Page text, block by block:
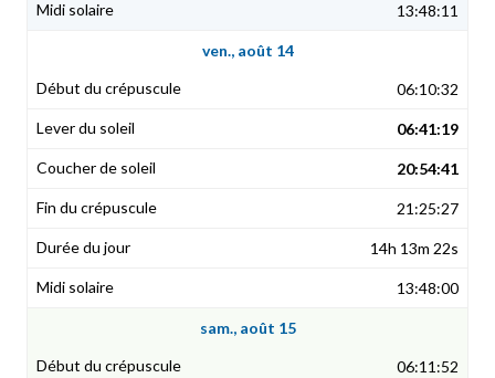
13:48:11
ven., août 14
06:10:32
06:41:19
20:54:41
21:25:27
14h 13m 22s
13:48:00
sam., août 15
06:11:52